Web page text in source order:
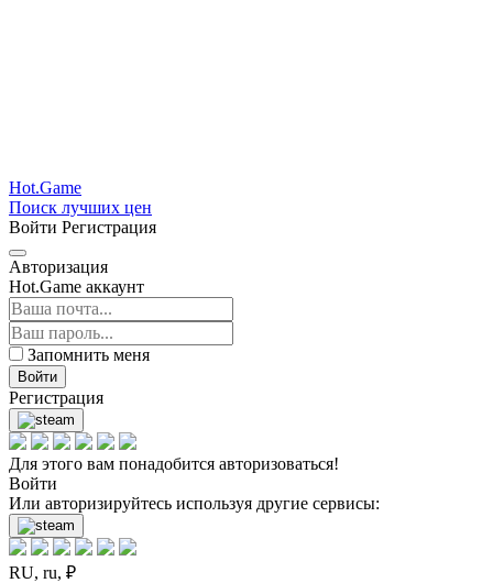
Hot.Game
Поиск лучших цен
Войти Регистрация
Авторизация
Hot.Game аккаунт
Запомнить меня
Войти
Регистрация
Для этого вам понадобится авторизоваться!
Войти
Или авторизируйтесь используя другие сервисы:
RU, ru, ₽